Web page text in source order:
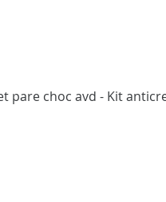
pare choc avd - Kit